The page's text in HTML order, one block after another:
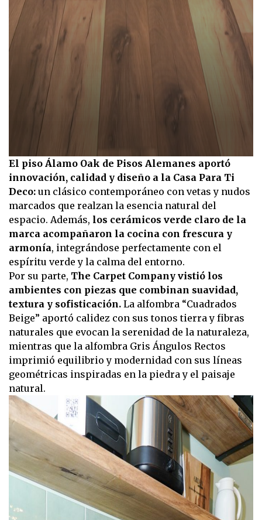
0
seconds
of
20
seconds
El piso Álamo Oak de Pisos Alemanes aportó
innovación, calidad y diseño a la Casa Para Ti
Deco: un clásico contemporáneo con vetas y nudos
marcados que realzan la esencia natural del
espacio. Además, los cerámicos verde claro de la
marca acompañaron la cocina con frescura y
armonía, integrándose perfectamente con el
espíritu verde y la calma del entorno.
Por su parte, The Carpet Company vistió los
ambientes con piezas que combinan suavidad,
textura y sofisticación. La alfombra “Cuadrados
Beige” aportó calidez con sus tonos tierra y fibras
naturales que evocan la serenidad de la naturaleza,
mientras que la alfombra Gris Ángulos Rectos
imprimió equilibrio y modernidad con sus líneas
geométricas inspiradas en la piedra y el paisaje
natural.